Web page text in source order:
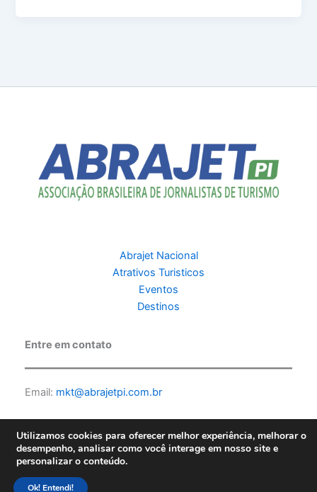
Abrajet Nacional
Atrativos Turisticos
Eventos
Destinos
Entre em contato
Email: mkt@abrajetpi.com.br
Copyright © 2026 Abrajet PI | Feito por PKScode |
Utilizamos cookies para oferecer melhor experiência, melhorar o
desempenho, analisar como você interage em nosso site e
personalizar o conteúdo.
Ok! Entendi!